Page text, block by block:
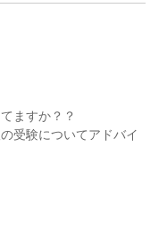
ますか？？
受験についてアドバイ